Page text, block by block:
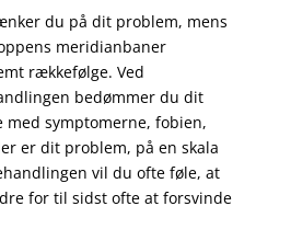
du på dit problem, mens
meridianbaner
rækkefølge. Ved
bedømmer du dit
med symptomerne, fobien,
er dit problem, på en skala
vil du ofte føle, at
for til sidst ofte at forsvinde